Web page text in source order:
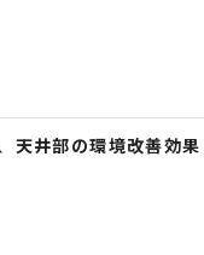
天井部の環境改善効果